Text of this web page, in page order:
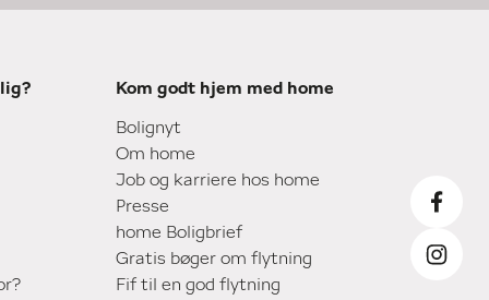
Kom godt hjem med home
Bolignyt
Om home
Job og karriere hos home
Presse
home Boligbrief
Gratis bøger om flytning
Fif til en god flytning